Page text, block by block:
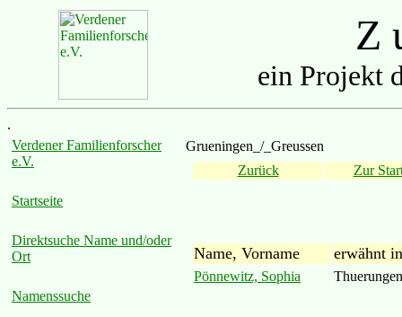
Z
ein Projekt
.
Verdener Familienforscher
e.V.
Startseite
Direktsuche Name und/oder
Ort
Namenssuche
Grueningen_/_Greussen
Zurück
Zur
Name, Vorname erwähnt in
Pönnewitz, Sophia Thuerungen